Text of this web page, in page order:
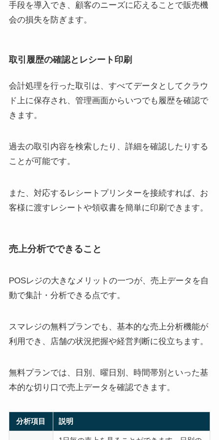
手段を導入でき、顧客のニーズに応えることで販売機
会の損失を防ぎます。
取引履歴の確認とレシート印刷
会計処理を行った取引は、すべてデータとしてクラウ
ド上に保存され、管理画面からいつでも履歴を確認で
きます。
過去の取引内容を検索したり、詳細を確認したりする
ことが可能です。
また、対応するレシートプリンターを接続すれば、お
客様に渡すレシートや領収書を簡単に印刷できます。
売上分析でできること
POSレジの大きなメリットの一つが、売上データを自
動で集計・分析できる点です。
スマレジの無料プランでも、基本的な売上分析機能が
利用でき、店舗の状況把握や経営判断に役立ちます。
無料プランでは、日別、曜日別、時間帯別といった基
本的な切り口で売上データを確認できます。
分析項目 説明